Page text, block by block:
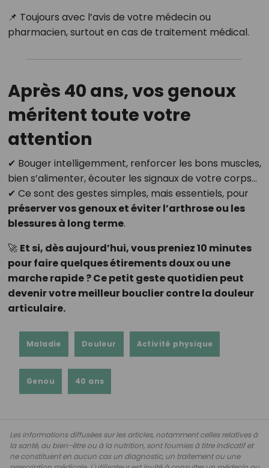
📌 Toujours avec l’avis de votre médecin ou
pharmacien, surtout en cas de traitement médical.
Après 40 ans, vos genoux
méritent toute votre
attention
✔ Bouger intelligemment, renforcer les bons muscles,
bien s’alimenter, écouter les signaux de votre corps…
✔ Ce sont des gestes simples, mais essentiels, pour
préserver vos genoux et éviter l’arthrose ou les
blessures à long terme.
🚀 Et si, dès aujourd’hui, vous preniez 10 minutes
pour faire quelques étirements doux ou une
marche rapide ? Ce petit geste quotidien peut
devenir votre meilleur bouclier contre la douleur
articulaire.
Maladie Douleur Activité physique
Genou 40 ans
Les informations diffusées sur les articles, notamment celles relatives à
la santé, au bien-être ou à la nutrition, sont fournies à titre indicatif et
ne constituent en aucun cas un diagnostic, un traitement ou une